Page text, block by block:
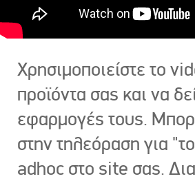
Χρησιμοποιείστε το
προϊόντα σας και να
εφαρμογές τους.
στην τηλεόραση για
adhoc στο site σας.